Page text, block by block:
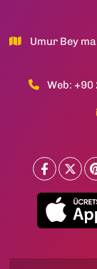
Umur Bey
Web: